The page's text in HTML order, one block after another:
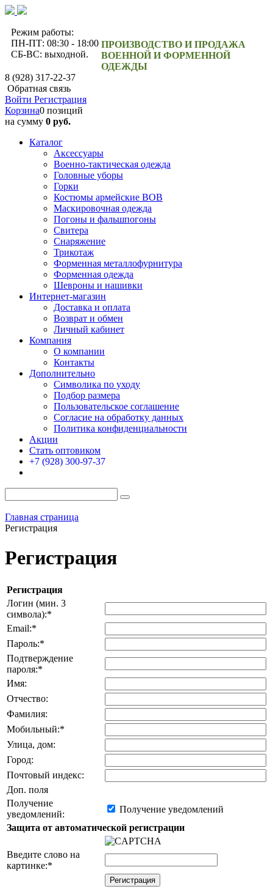
Режим работы:
ПН-ПТ: 08:30 - 18:00
СБ-ВС: выходной.
ПРОИЗВОДСТВО И ПРОДАЖА
ВОЕННОЙ И ФОРМЕННОЙ
ОДЕЖДЫ
8 (928) 317-22-37
Обратная связь
Войти Регистрация
Корзина0 позиций
на сумму 0 руб.
Каталог
Аксессуары
Военно-тактическая одежда
Головные уборы
Горки
Костюмы армейские ВОВ
Маскировочная одежда
Погоны и фальшпогоны
Свитера
Снаряжение
Трикотаж
Форменная металлофурнитура
Форменная одежда
Шевроны и нашивки
Интернет-магазин
Доставка и оплата
Возврат и обмен
Личный кабинет
Компания
О компании
Контакты
Дополнительно
Символика по уходу
Подбор размера
Пользовательское соглашение
Согласие на обработку данных
Политика конфиденциальности
Акции
Стать оптовиком
+7 (928) 300-97-37
Главная страница
Регистрация
Регистрация
Регистрация
Логин (мин. 3
символа):*
Email:*
Пароль:*
Подтверждение
пароля:*
Имя:
Отчество:
Фамилия:
Мобильный:*
Улица, дом:
Город:
Почтовый индекс:
Доп. поля
Получение
уведомлений:
Получение уведомлений
Защита от автоматической регистрации
Введите слово на
картинке:*